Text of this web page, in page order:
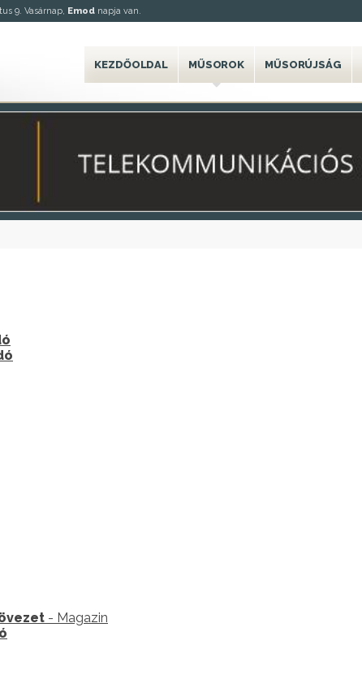
9. Vasárnap, Emod napja van.
KEZDŐOLDAL MŰSOROK MŰSORÚJSÁG
- Magazin